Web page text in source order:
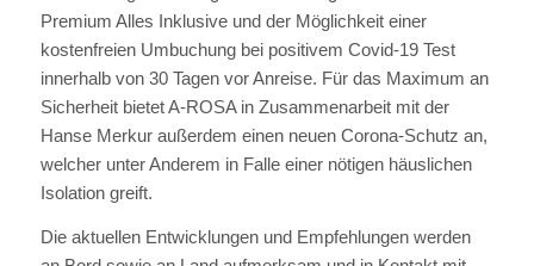
Premium Alles Inklusive und der Möglichkeit einer
kostenfreien Umbuchung bei positivem Covid-19 Test
innerhalb von 30 Tagen vor Anreise. Für das Maximum an
Sicherheit bietet A-ROSA in Zusammenarbeit mit der
Hanse Merkur außerdem einen neuen Corona-Schutz an,
welcher unter Anderem in Falle einer nötigen häuslichen
Isolation greift.
Die aktuellen Entwicklungen und Empfehlungen werden